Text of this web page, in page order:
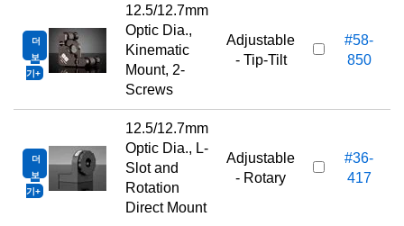
더
보
기
12.5/12.7mm
Optic Dia.,
Kinematic
Mount, 2-
Screws
Adjustable
- Tip-Tilt
#58-
850
더
보
기
12.5/12.7mm
Optic Dia., L-
Slot and
Rotation
Direct Mount
Adjustable
- Rotary
#36-
417